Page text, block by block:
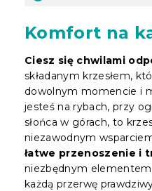
Komfort na
Ciesz się chwilami
składanym krzesłem,
dowolnym momencie i
jesteś na rybach, przy
słońca w górach, to
niezawodnym
łatwe przenoszenie i
niezbędnym
każdą przerwę